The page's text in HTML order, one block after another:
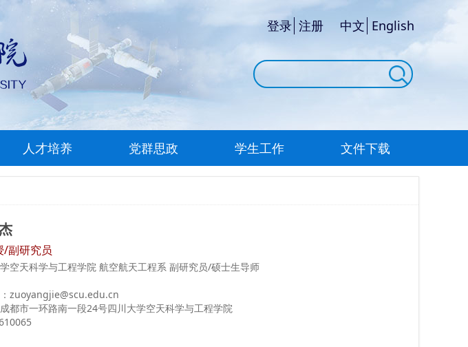
登录 注册 中文 English
人才培养 党群思政 学生工作 文件下载
/副研究员
空天科学与工程学院 航空航天工程系 副研究员/硕士生导师
zuoyangjie@scu.edu.cn
都市一环路南一段24号四川大学空天科学与工程学院